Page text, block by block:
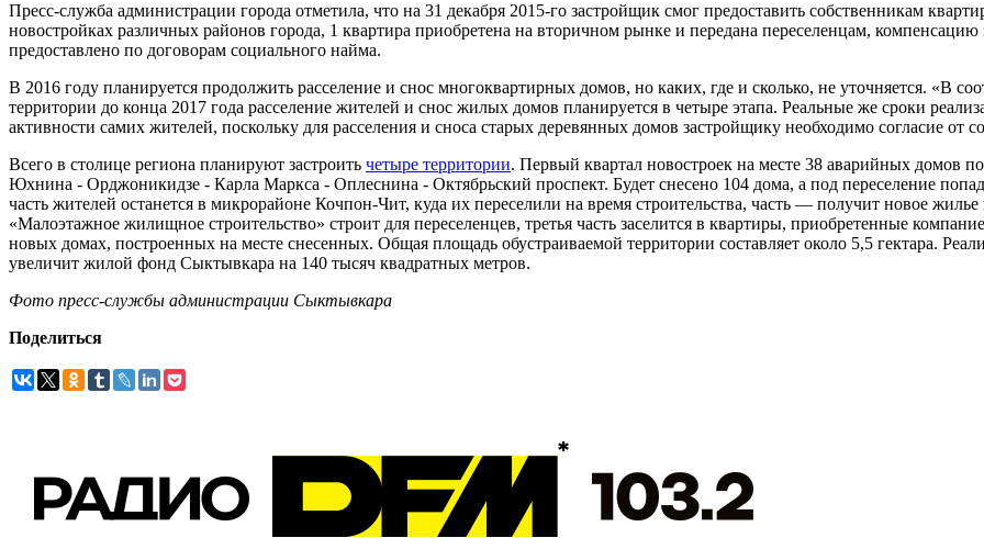
Пресс-служба администрации города отметила, что на 31 декабря 2015-го застройщик смог предоставить собственникам
новостройках различных районов города, 1 квартира приобретена на вторичном рынке и передана переселенцам,
предоставлено по договорам социального найма.
В 2016 году планируется продолжить расселение и снос многоквартирных домов, но каких, где и сколько, не уточняется. «В
территории до конца 2017 года расселение жителей и снос жилых домов планируется в четыре этапа. Реальные же сроки
активности самих жителей, поскольку для расселения и сноса старых деревянных домов застройщику необходимо согласие от
Всего в столице региона планируют застроить четыре территории. Первый квартал новостроек на месте 38 аварийных домов
Юхнина - Орджоникидзе - Карла Маркса - Оплеснина - Октябрьский проспект. Будет снесено 104 дома, а под переселение
часть жителей останется в микрорайоне Кочпон-Чит, куда их переселили на время строительства, часть — получит новое
«Малоэтажное жилищное строительство» строит для переселенцев, третья часть заселится в квартиры, приобретенные
новых домах, построенных на месте снесенных. Общая площадь обустраиваемой территории составляет около 5,5 гектара.
увеличит жилой фонд Сыктывкара на 140 тысяч квадратных метров.
Фото пресс-службы администрации Сыктывкара
Поделиться